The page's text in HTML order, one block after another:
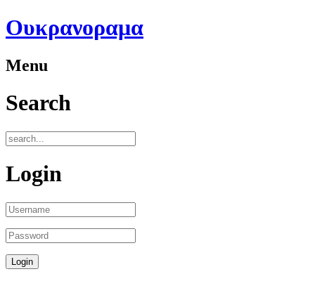
Ουκρανοραμα
Menu
Search
Login